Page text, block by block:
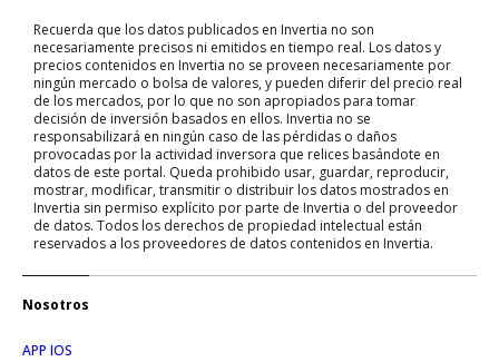
Recuerda que los datos publicados en Invertia no son
necesariamente precisos ni emitidos en tiempo real. Los datos y
precios contenidos en Invertia no se proveen necesariamente por
ningún mercado o bolsa de valores, y pueden diferir del precio real
de los mercados, por lo que no son apropiados para tomar
decisión de inversión basados en ellos. Invertia no se
responsabilizará en ningún caso de las pérdidas o daños
provocadas por la actividad inversora que relices basándote en
datos de este portal. Queda prohibido usar, guardar, reproducir,
mostrar, modificar, transmitir o distribuir los datos mostrados en
Invertia sin permiso explícito por parte de Invertia o del proveedor
de datos. Todos los derechos de propiedad intelectual están
reservados a los proveedores de datos contenidos en Invertia.
Nosotros
APP IOS